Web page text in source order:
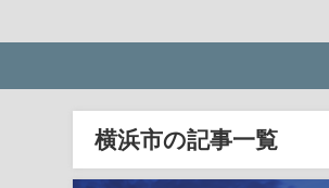
横浜市の記事一覧